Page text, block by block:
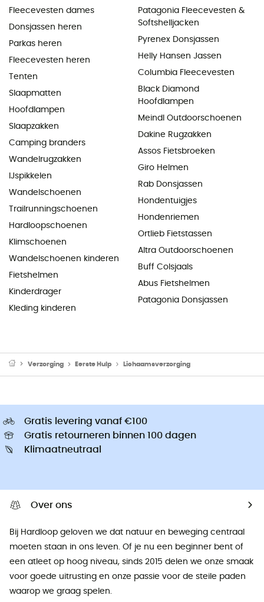
Fleecevesten dames
Donsjassen heren
Parkas heren
Fleecevesten heren
Tenten
Slaapmatten
Hoofdlampen
Slaapzakken
Camping branders
Wandelrugzakken
IJspikkelen
Wandelschoenen
Trailrunningschoenen
Hardloopschoenen
Klimschoenen
Wandelschoenen kinderen
Fietshelmen
Kinderdrager
Kleding kinderen
Patagonia Fleecevesten &
Softshelljacken
Pyrenex Donsjassen
Helly Hansen Jassen
Columbia Fleecevesten
Black Diamond
Hoofdlampen
Meindl Outdoorschoenen
Dakine Rugzakken
Assos Fietsbroeken
Giro Helmen
Rab Donsjassen
Hondentuigjes
Hondenriemen
Ortlieb Fietstassen
Altra Outdoorschoenen
Buff Colsjaals
Abus Fietshelmen
Patagonia Donsjassen
Verzorging Eerste Hulp Lichaamsverzorging
Gratis levering vanaf €100
Gratis retourneren binnen 100 dagen
Klimaatneutraal
Over ons
Bij Hardloop geloven we dat natuur en beweging centraal
moeten staan ​​in ons leven. Of je nu een beginner bent of
een atleet op hoog niveau, sinds 2015 delen we onze smaak
voor goede uitrusting en onze passie voor de steile paden
waarop we graag spelen.